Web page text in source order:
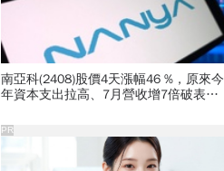
南亞科(2408)股價4天漲幅46 %，原來今
年資本支出拉高、7月營收增7倍破表！
PR